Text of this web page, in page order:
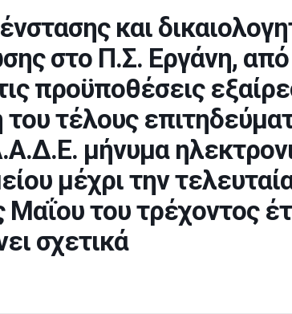
και
στο Π.Σ. Εργάνη, από
προϋποθέσεις
τέλους
μήνυμα
μέχρι την
Μαΐου του τρέχοντος
σχετικά